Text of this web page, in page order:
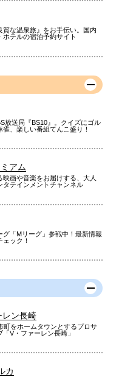
質な温泉旅』をお手伝い。国内
ホテルの宿泊予約サイト
放送局『BS10』。クイズにゴル
雀、楽しい番組てんこ盛り！
アム
映画や音楽をお届けする、大人
タテインメントチャンネル
グ「Mリーグ」参戦中！最新情報
ック！
レン長崎
町をホームタウンとするプロサ
「V・ファーレン長崎」
カ